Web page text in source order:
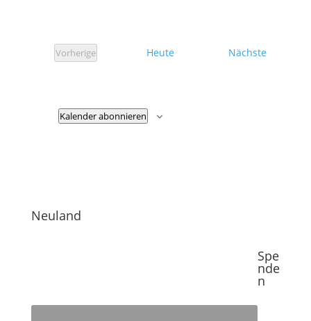
Vorherige
Veranstaltungen
Heute Nächste
Kalender abonnieren
Neuland
Spe
nde
n